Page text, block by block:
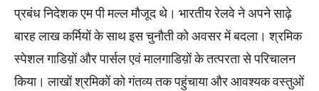
प्रबंध निदेशक एम पी मल्ल मौजूद थे। भारतीय रेलवे ने अपने साढ़े
बारह लाख कर्मियों के साथ इस चुनौती को अवसर में बदला। श्रमिक
स्पेशल गाडिय़ों और पार्सल एवं मालगाडिय़ों के तत्परता से परिचालन
किया। लाखों श्रमिकों को गंतव्य तक पहुंचाया और आवश्यक वस्तुओं